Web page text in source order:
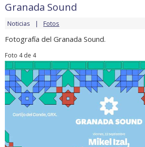
Granada Sound
Noticias Fotos
Fotografía del Granada Sound.
Foto 4 de 4